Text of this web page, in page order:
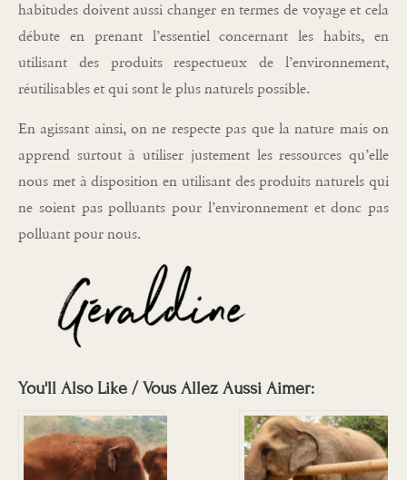
habitudes doivent aussi changer en termes de voyage et cela
débute en prenant l’essentiel concernant les habits, en
utilisant des produits respectueux de l’environnement,
réutilisables et qui sont le plus naturels possible.
En agissant ainsi, on ne respecte pas que la nature mais on
apprend surtout à utiliser justement les ressources qu’elle
nous met à disposition en utilisant des produits naturels qui
ne soient pas polluants pour l’environnement et donc pas
polluant pour nous.
You'll Also Like / Vous Allez Aussi Aimer: